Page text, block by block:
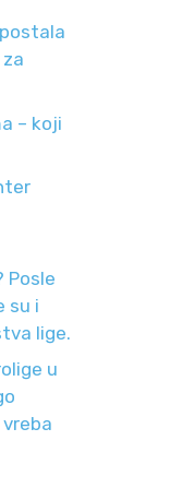
– koji
Posle
su i
lige.
u